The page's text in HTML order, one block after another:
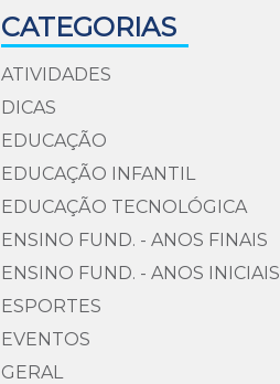
CATEGORIAS
ATIVIDADES
DICAS
EDUCAÇÃO
EDUCAÇÃO INFANTIL
EDUCAÇÃO TECNOLÓGICA
ENSINO FUND. - ANOS FINAIS
ENSINO FUND. - ANOS INICIAIS
ESPORTES
EVENTOS
GERAL